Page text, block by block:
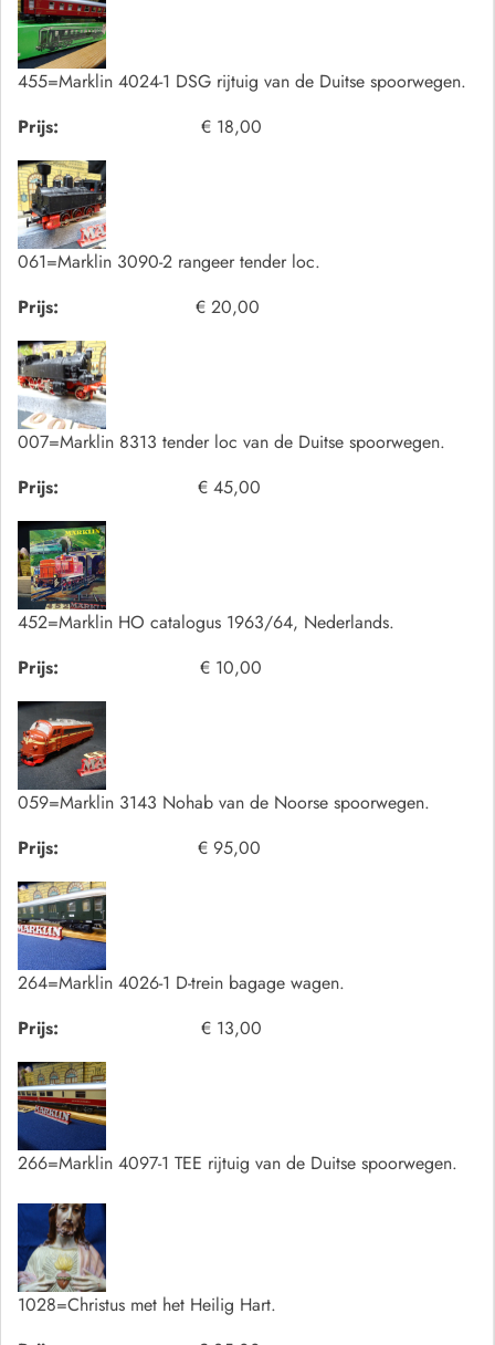
455=Marklin 4024-1 DSG rijtuig van de Duitse spoorwegen.
Prijs:
€ 18,00
061=Marklin 3090-2 rangeer tender loc.
Prijs:
€ 20,00
007=Marklin 8313 tender loc van de Duitse spoorwegen.
Prijs:
€ 45,00
452=Marklin HO catalogus 1963/64, Nederlands.
Prijs:
€ 10,00
059=Marklin 3143 Nohab van de Noorse spoorwegen.
Prijs:
€ 95,00
264=Marklin 4026-1 D-trein bagage wagen.
Prijs:
€ 13,00
266=Marklin 4097-1 TEE rijtuig van de Duitse spoorwegen.
1028=Christus met het Heilig Hart.